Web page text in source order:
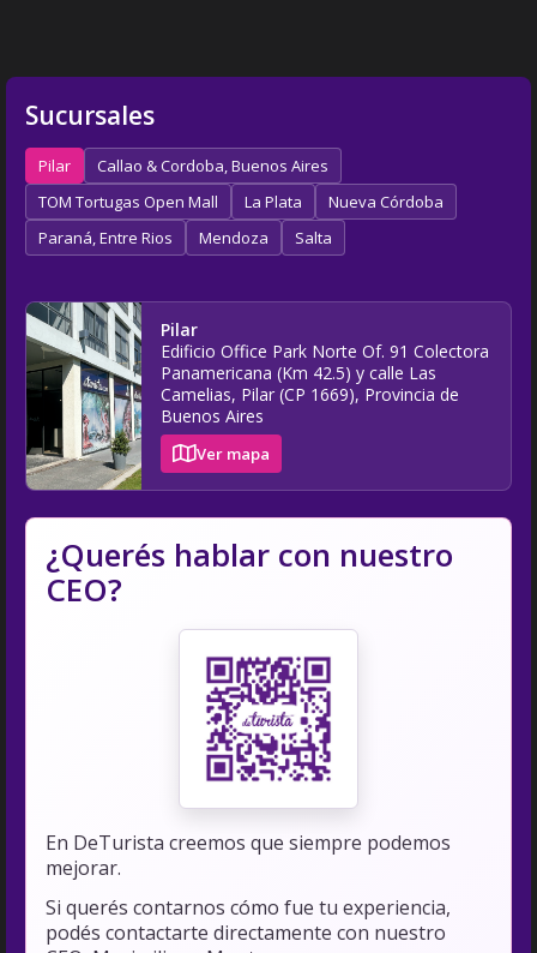
Sucursales
Pilar
Callao & Cordoba, Buenos Aires
TOM Tortugas Open Mall
La Plata
Nueva Córdoba
Paraná, Entre Rios
Mendoza Salta
Pilar
Edificio Office Park Norte Of. 91 Colectora
Panamericana (Km 42.5) y calle Las
Camelias, Pilar (CP 1669), Provincia de
Buenos Aires
Ver mapa
¿Querés hablar con nuestro
CEO?
En DeTurista creemos que siempre podemos
mejorar.
Si querés contarnos cómo fue tu experiencia,
podés contactarte directamente con nuestro